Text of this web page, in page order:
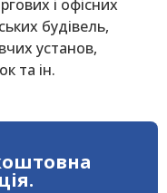
і офісних
будівель,
установ,
та ін.